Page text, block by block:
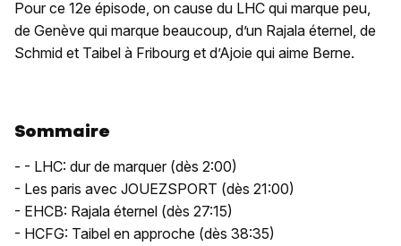
Pour ce 12e épisode, on cause du LHC qui marque peu,
de Genève qui marque beaucoup, d’un Rajala éternel, de
Schmid et Taibel à Fribourg et d’Ajoie qui aime Berne.
Sommaire
- - LHC: dur de marquer (dès 2:00)
- Les paris avec JOUEZSPORT (dès 21:00)
- EHCB: Rajala éternel (dès 27:15)
- HCFG: Taibel en approche (dès 38:35)